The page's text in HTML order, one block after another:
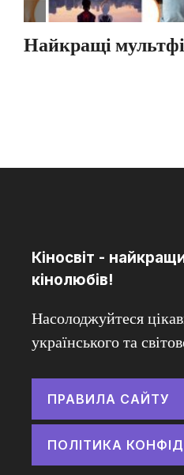
Кіносвіт -
кінолюбів!
Насолоджуйтеся
українського та
ПРАВИЛА САЙТУ
ПОЛІТИКА